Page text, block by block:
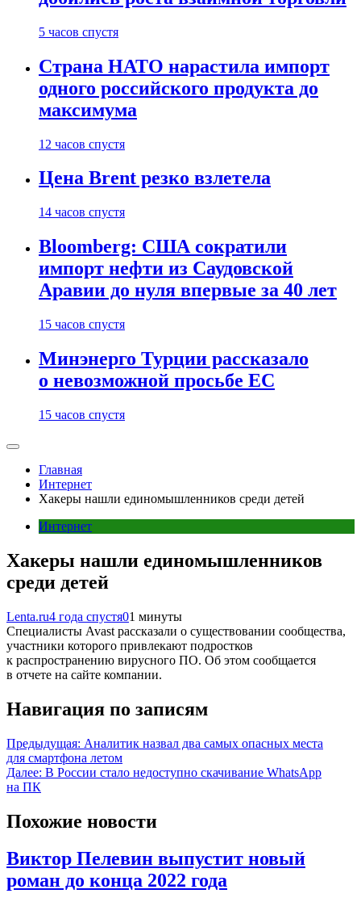
5 часов спустя
Страна НАТО нарастила импорт
одного российского продукта до
максимума
12 часов спустя
Цена Brent резко взлетела
14 часов спустя
Bloomberg: США сократили
импорт нефти из Саудовской
Аравии до нуля впервые за 40 лет
15 часов спустя
Минэнерго Турции рассказало
о невозможной просьбе ЕС
15 часов спустя
Главная
Интернет
Хакеры нашли единомышленников среди детей
Интернет
Хакеры нашли единомышленников
среди детей
Lenta.ru4 года спустя01 минуты
Специалисты Avast рассказали о существовании сообщества,
участники которого привлекают подростков
к распространению вирусного ПО. Об этом сообщается
в отчете на сайте компании.
Навигация по записям
Предыдущая: Аналитик назвал два самых опасных места
для смартфона летом
Далее: В России стало недоступно скачивание WhatsApp
на ПК
Похожие новости
Виктор Пелевин выпустит новый
роман до конца 2022 года